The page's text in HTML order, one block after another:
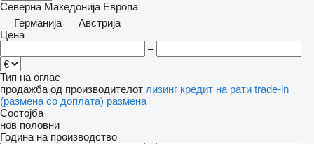
Северна Македонија Европа
Германија
Австрија
Цена
–
Тип на оглас
продажба од производителот лизинг кредит на рати trade-in
(размена со доплата) размена
Состојба
нов половни
Година на производство